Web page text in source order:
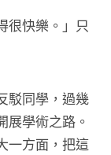
很快樂。」只
駁同學，過幾
展學術之路。
一方面，把這